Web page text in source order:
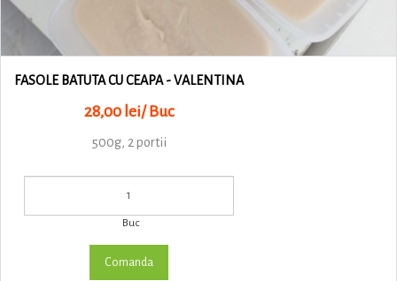
FASOLE BATUTA CU CEAPA - VALENTINA
28,00 lei/ Buc
500g, 2 portii
Buc